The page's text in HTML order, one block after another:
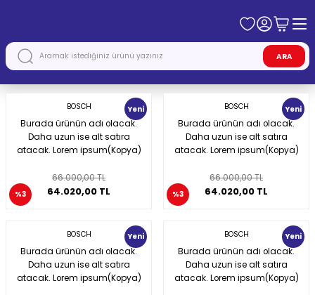
ARA
Yeni
BOSCH
Burada ürünün adı olacak.
Daha uzun ise alt satıra
atacak. Lorem ipsum(Kopya)
66.000,00 TL
64.020,00 TL
%3
Yeni
BOSCH
Burada ürünün adı olacak.
Daha uzun ise alt satıra
atacak. Lorem ipsum(Kopya)
66.000,00 TL
64.020,00 TL
%3
Yeni
BOSCH
Burada ürünün adı olacak.
Daha uzun ise alt satıra
atacak. Lorem ipsum(Kopya)
Yeni
BOSCH
Burada ürünün adı olacak.
Daha uzun ise alt satıra
atacak. Lorem ipsum(Kopya)